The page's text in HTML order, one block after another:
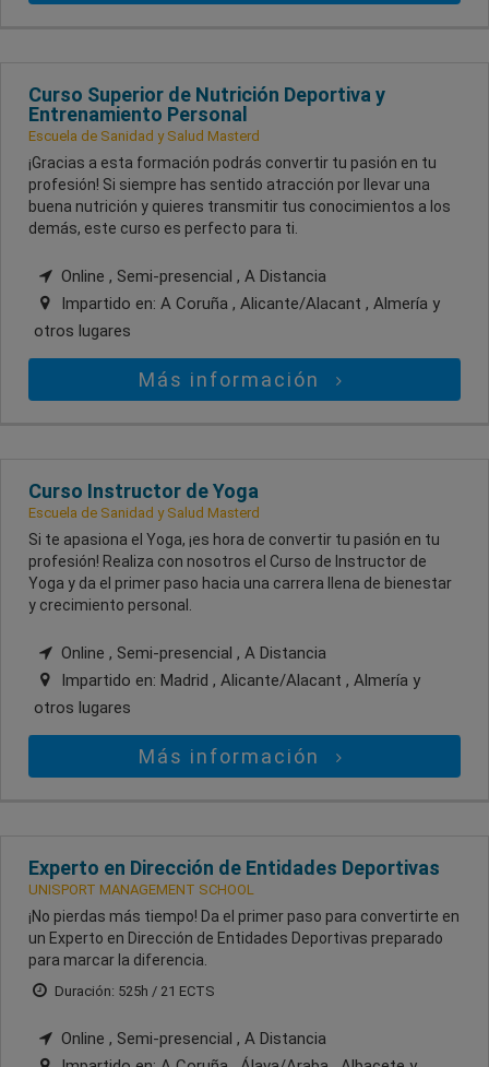
Curso Superior de Nutrición Deportiva y
Entrenamiento Personal
Escuela de Sanidad y Salud Masterd
¡Gracias a esta formación podrás convertir tu pasión en tu
profesión! Si siempre has sentido atracción por llevar una
buena nutrición y quieres transmitir tus conocimientos a los
demás, este curso es perfecto para ti.
Online , Semi-presencial , A Distancia
Impartido en: A Coruña , Alicante/Alacant , Almería y
otros lugares
Más información
Curso Instructor de Yoga
Escuela de Sanidad y Salud Masterd
Si te apasiona el Yoga, ¡es hora de convertir tu pasión en tu
profesión! Realiza con nosotros el Curso de Instructor de
Yoga y da el primer paso hacia una carrera llena de bienestar
y crecimiento personal.
Online , Semi-presencial , A Distancia
Impartido en: Madrid , Alicante/Alacant , Almería y
otros lugares
Más información
Experto en Dirección de Entidades Deportivas
UNISPORT MANAGEMENT SCHOOL
¡No pierdas más tiempo! Da el primer paso para convertirte en
un Experto en Dirección de Entidades Deportivas preparado
para marcar la diferencia.
Duración: 525h / 21 ECTS
Online , Semi-presencial , A Distancia